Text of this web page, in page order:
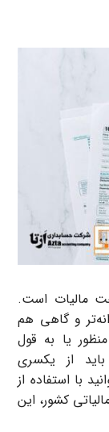
مالیات است.
و گاهی هم
یا به قول
از یکسری
با استفاده از
کشور، این